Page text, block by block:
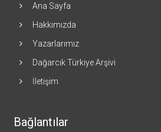
Ana Sayfa
Hakkımızda
Yazarlarımız
Dağarcık Türkiye Arşivi
İletişim
Bağlantılar